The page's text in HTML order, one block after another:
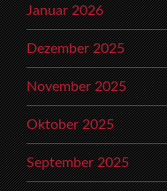
Januar 2026
Dezember 2025
November 2025
Oktober 2025
September 2025